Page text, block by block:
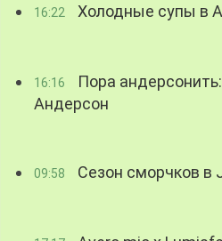
16:22 Холодные супы в
16:16
Пора
Андерсон
09:58 Сезон сморчков в